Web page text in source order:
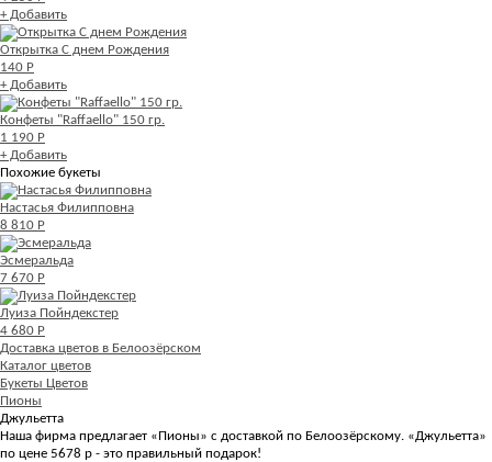
+ Добавить
Открытка С днем Рождения
140 Р
+ Добавить
Конфеты "Raffaello" 150 гр.
1 190 Р
+ Добавить
Похожие букеты
Настасья Филипповна
8 810 Р
Эсмеральда
7 670 Р
Луиза Пойндекстер
4 680 Р
Доставка цветов в Белоозёрском
Каталог цветов
Букеты Цветов
Пионы
Джульетта
Наша фирма предлагает «Пионы» с доставкой по Белоозёрскому. «Джульетта»
по цене 5678 р - это правильный подарок!